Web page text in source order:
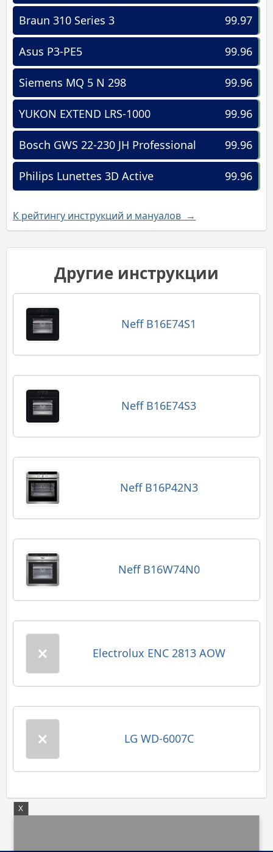
X
99.97
Braun 310 Series 3
99.96
Asus P3-PE5
99.96
Siemens MQ 5 N 298
99.96
YUKON EXTEND LRS-1000
99.96
Bosch GWS 22-230 JH Professional
99.96
Philips Lunettes 3D Active
К рейтингу инструкций и мануалов →
Другие инструкции
Neff B16E74S1
Neff B16E74S3
Neff B16P42N3
Neff B16W74N0
Electrolux ENC 2813 AOW
LG WD-6007C